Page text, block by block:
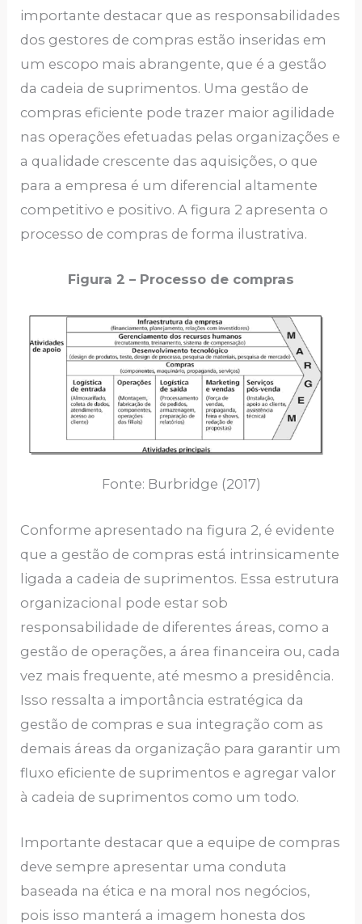
importante destacar que as responsabilidades
dos gestores de compras estão inseridas em
um escopo mais abrangente, que é a gestão
da cadeia de suprimentos. Uma gestão de
compras eficiente pode trazer maior agilidade
nas operações efetuadas pelas organizações e
a qualidade crescente das aquisições, o que
para a empresa é um diferencial altamente
competitivo e positivo. A figura 2 apresenta o
processo de compras de forma ilustrativa.
Figura 2 – Processo de compras
Fonte: Burbridge (2017)
Conforme apresentado na figura 2, é evidente
que a gestão de compras está intrinsicamente
ligada a cadeia de suprimentos. Essa estrutura
organizacional pode estar sob
responsabilidade de diferentes áreas, como a
gestão de operações, a área financeira ou, cada
vez mais frequente, até mesmo a presidência.
Isso ressalta a importância estratégica da
gestão de compras e sua integração com as
demais áreas da organização para garantir um
fluxo eficiente de suprimentos e agregar valor
à cadeia de suprimentos como um todo.
Importante destacar que a equipe de compras
deve sempre apresentar uma conduta
baseada na ética e na moral nos negócios,
pois isso manterá a imagem honesta dos